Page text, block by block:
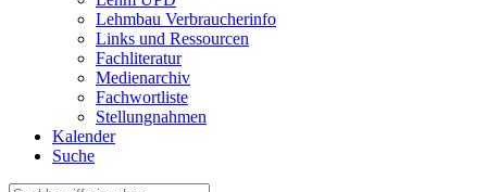
Lehmbau Verbraucherinfo
Links und Ressourcen
Fachliteratur
Medienarchiv
Fachwortliste
Stellungnahmen
Kalender
Suche